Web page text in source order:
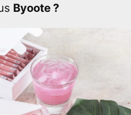
Byoote ?​